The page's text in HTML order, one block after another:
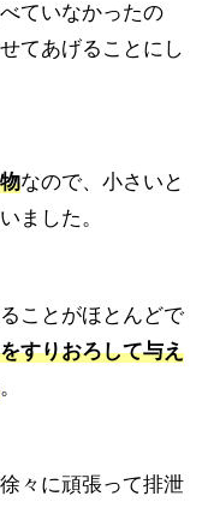
ていなかったの
てあげることにし
なので、小さいと
ました。
ことがほとんどで
すりおろして与え
。
々に頑張って排泄